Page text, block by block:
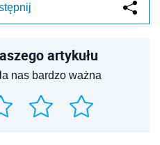
artykułu
nas bardzo ważna